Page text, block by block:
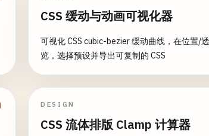
CSS 缓动与动画可视化器
可视化 CSS cubic-bezier 缓动曲线，在位置/
览，选择预设并导出可复制的 CSS
DESIGN
CSS 流体排版 Clamp 计算器